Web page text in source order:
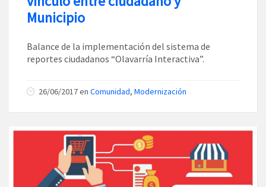
Municipio
Balance de la implementación del sistema de
reportes ciudadanos “Olavarría Interactiva”.
26/06/2017en Comunidad, Modernización